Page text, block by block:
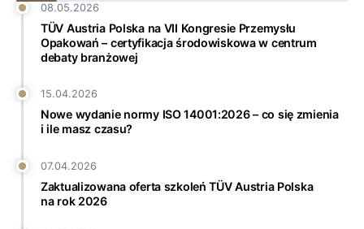
08.05.2026
TÜV Austria Polska na VII Kongresie Przemysłu
Opakowań – certyfikacja środowiskowa w centrum
debaty branżowej
15.04.2026
Nowe wydanie normy ISO 14001:2026 – co się zmienia
i ile masz czasu?
07.04.2026
Zaktualizowana oferta szkoleń TÜV Austria Polska
na rok 2026